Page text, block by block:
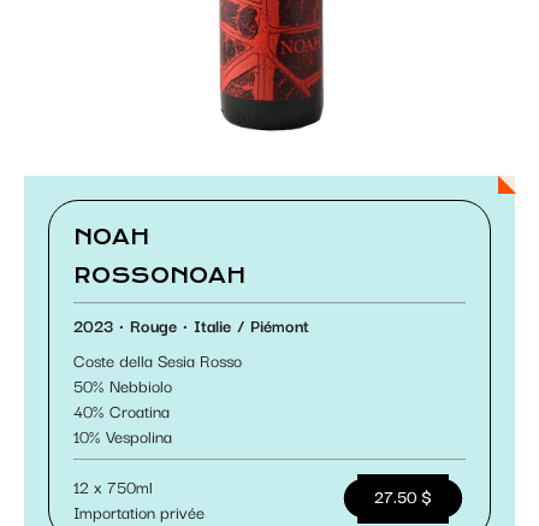
Paramétrer les cookies
NOAH
ROSSONOAH
2023 Rouge Italie
Piémont
Coste della Sesia Rosso
50
Nebbiolo
40
Croatina
10
Vespolina
12 x 750ml
Importation privée
27.50 $